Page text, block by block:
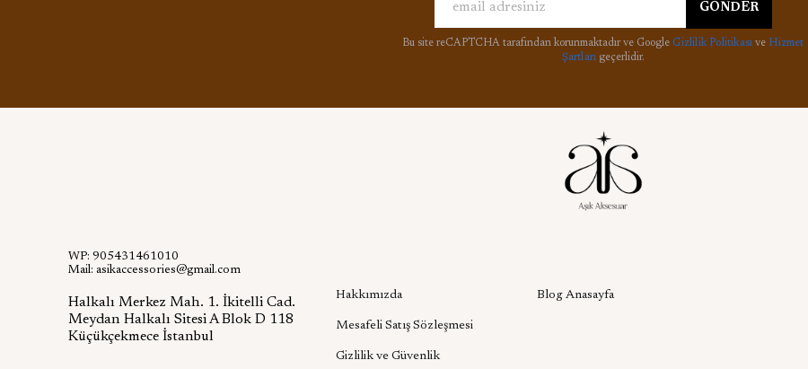
GÖNDER
Bu site reCAPTCHA tarafından korunmaktadır ve Google Gizlilik Politikasıve Hizmet
Şartları geçerlidir.
Hakkımızda
Mesafeli Satış Sözleşmesi
Gizlilik ve Güvenlik
Blog Anasayfa
WP: 905431461010
Mail: asikaccessories@gmail.com
Halkalı Merkez Mah. 1. İkitelli Cad.
Meydan Halkalı Sitesi A Blok D 118
Küçükçekmece İstanbul